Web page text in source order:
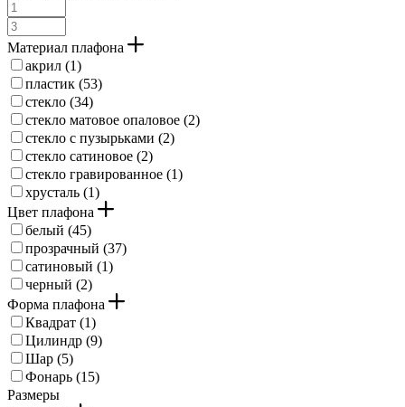
Материал плафона
акрил (1)
пластик (53)
стекло (34)
стекло матовое опаловое (2)
стекло с пузырьками (2)
стекло сатиновое (2)
стекло гравированное (1)
хрусталь (1)
Цвет плафона
белый (45)
прозрачный (37)
сатиновый (1)
черный (2)
Форма плафона
Квадрат (1)
Цилиндр (9)
Шар (5)
Фонарь (15)
Размеры